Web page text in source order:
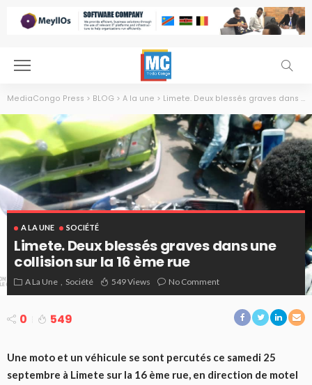
MediaCongo Press > BLOG > A la une > Limete. Deux blessés graves dans une collision sur la 16 ème rue
A LA UNE SOCIÉTÉ
Limete. Deux blessés graves dans une
collision sur la 16 ème rue
A La Une Société 549 Views No Comment
0 549
Une moto et un véhicule se sont percutés ce samedi 25
septembre à Limete sur la 16 ème rue, en direction de motel